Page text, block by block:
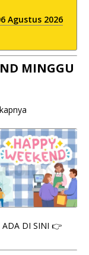
Agustus 2026
MINGGU
ADA DI SINI 👉